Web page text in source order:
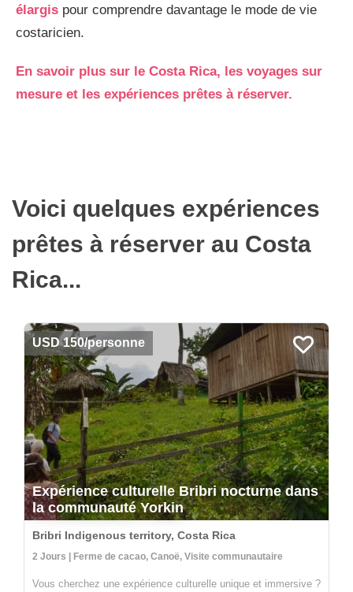
élargis pour comprendre davantage le mode de vie
costaricien.
En savoir plus sur le Costa Rica, les voyages sur
mesure et les expériences prêtes à réserver.
Voici quelques expériences
prêtes à réserver au Costa
Rica...
USD 150/personne
Expérience culturelle Bribri nocturne dans
la communauté Yorkin
Bribri Indigenous territory, Costa Rica
2 Jours | Ferme de cacao, Canoë, Visite communautaire
Vous cherchez une expérience culturelle unique et immersive ?